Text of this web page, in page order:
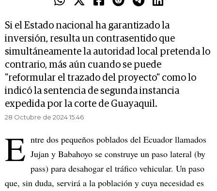
Si el Estado nacional ha garantizado la
inversión, resulta un contrasentido que
simultáneamente la autoridad local pretenda lo
contrario, más aún cuando se puede
"reformular el trazado del proyecto" como lo
indicó la sentencia de segunda instancia
expedida por la corte de Guayaquil.
28 Octubre de 2024 15.46
E ntre dos pequeños poblados del Ecuador llamados
Jujan y Babahoyo se construye un paso lateral (by
pass) para desahogar el tráfico vehicular. Un paso
que, sin duda, servirá a la población y cuya necesidad es